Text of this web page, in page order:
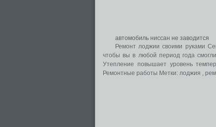
автомобиль ниссан не заводится
Ремонт лоджии своими руками
чтобы вы в любой период года
Утепление повышает уровень
Ремонтные работы Метки: лоджия ,